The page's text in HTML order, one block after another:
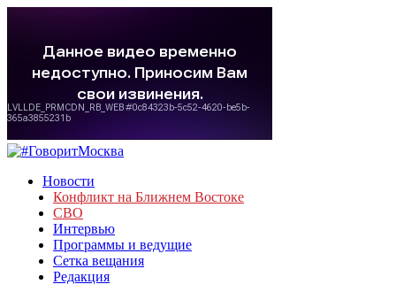
Новости
Конфликт на Ближнем Востоке
СВО
Интервью
Программы и ведущие
Сетка вещания
Редакция